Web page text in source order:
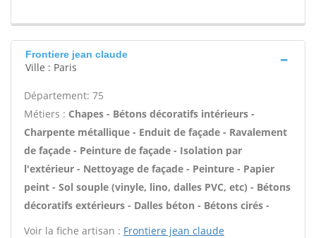
Frontiere jean claude
Ville : Paris
Département: 75
Métiers : Chapes - Bétons décoratifs intérieurs -
Charpente métallique - Enduit de façade - Ravalement
de façade - Peinture de façade - Isolation par
l'extérieur - Nettoyage de façade - Peinture - Papier
peint - Sol souple (vinyle, lino, dalles PVC, etc) - Bétons
décoratifs extérieurs - Dalles béton - Bétons cirés -
Voir la fiche artisan : Frontiere jean claude